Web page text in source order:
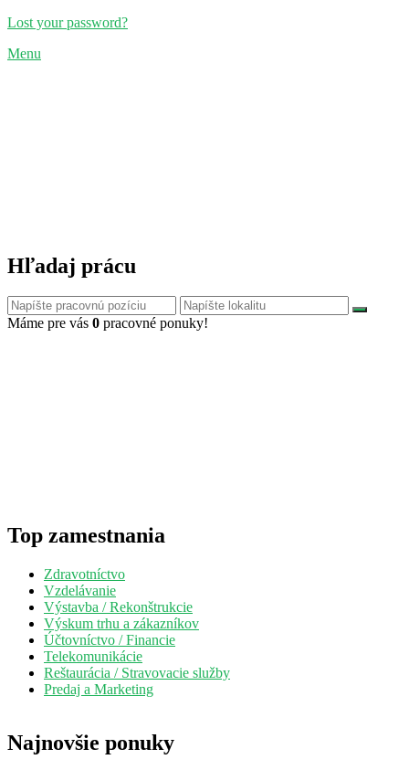
Lost your password?
Menu
Hľadaj prácu
Máme pre vás 0 pracovné ponuky!
Top zamestnania
Zdravotníctvo
Vzdelávanie
Výstavba / Rekonštrukcie
Výskum trhu a zákazníkov
Účtovníctvo / Financie
Telekomunikácie
Reštaurácia / Stravovacie služby
Predaj a Marketing
Najnovšie ponuky